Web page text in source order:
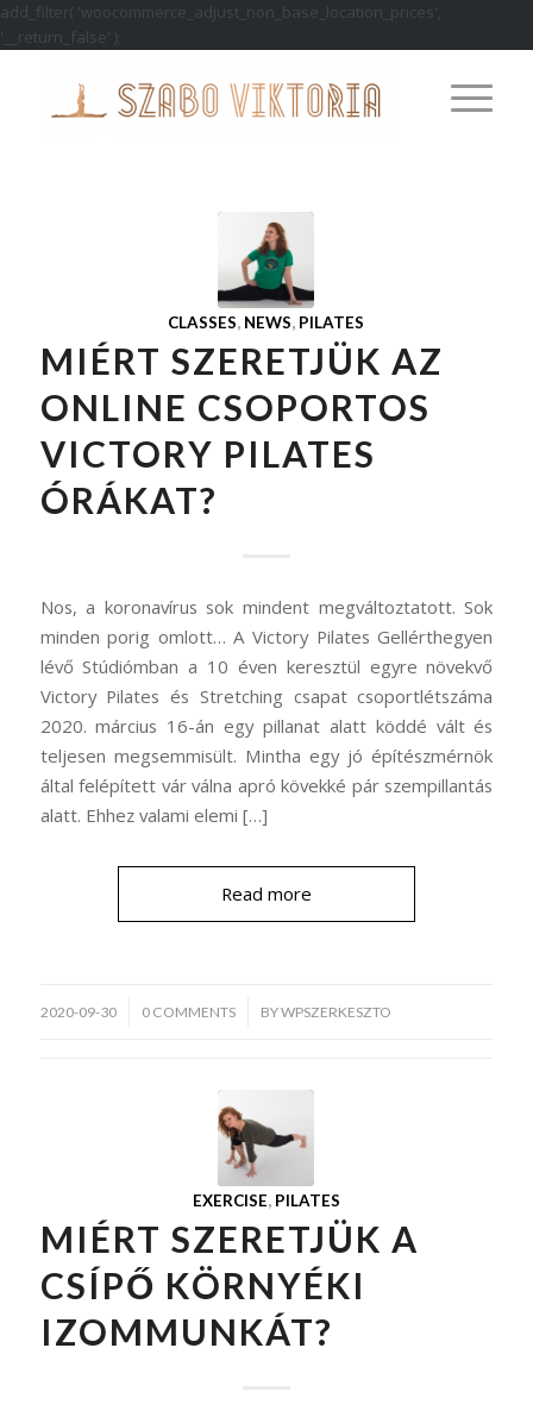
add_filter( 'woocommerce_adjust_non_base_location_prices',
'__return_false' );
CLASSES, NEWS, PILATES
MIÉRT SZERETJÜK AZ
ONLINE CSOPORTOS
VICTORY PILATES
ÓRÁKAT?
Nos, a koronavírus sok mindent megváltoztatott. Sok
minden porig omlott… A Victory Pilates Gellérthegyen
lévő Stúdiómban a 10 éven keresztül egyre növekvő
Victory Pilates és Stretching csapat csoportlétszáma
2020. március 16-án egy pillanat alatt köddé vált és
teljesen megsemmisült. Mintha egy jó építészmérnök
által felépített vár válna apró kövekké pár szempillantás
alatt. Ehhez valami elemi […]
Read more
2020-09-30 0 COMMENTS
/ BYWPSZERKESZTO
EXERCISE, PILATES
MIÉRT SZERETJÜK A
CSÍPŐ KÖRNYÉKI
IZOMMUNKÁT?